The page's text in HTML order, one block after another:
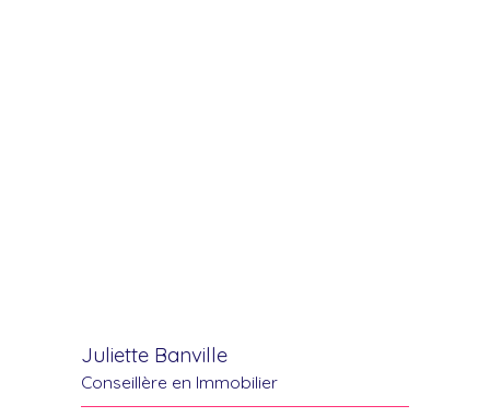
Juliette Banville
Conseillère en Immobilier